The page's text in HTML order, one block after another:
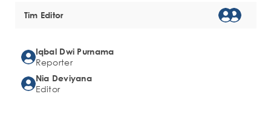
Tim Editor
Iqbal Dwi Purnama
Reporter
Nia Deviyana
Editor